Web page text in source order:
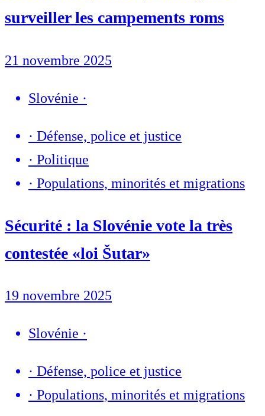
surveiller les campements roms
21 novembre 2025
Slovénie ·
· Défense, police et justice
· Politique
· Populations, minorités et migrations
Sécurité : la Slovénie vote la très
contestée «loi Šutar»
19 novembre 2025
Slovénie ·
· Défense, police et justice
· Populations, minorités et migrations